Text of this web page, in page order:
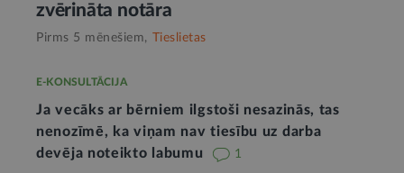
zvērināta notāra
Pirms 5 mēnešiem, Tieslietas
E-KONSULTĀCIJA
Ja vecāks ar bērniem ilgstoši nesazinās, tas
nenozīmē, ka viņam nav tiesību uz darba
devēja noteikto labumu
1